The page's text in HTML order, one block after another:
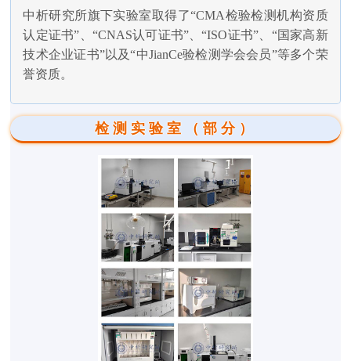
中析研究所旗下实验室取得了“CMA检验检测机构资质
认定证书”、“CNAS认可证书”、“ISO证书”、“国家高新
技术企业证书”以及“中JianCe验检测学会会员”等多个荣
誉资质。
检测实验室（部分）